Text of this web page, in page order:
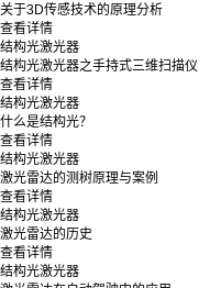
关于3D传感技术的原理分析
查看详情
结构光激光器
结构光激光器之手持式三维扫描仪
查看详情
结构光激光器
什么是结构光？
查看详情
结构光激光器
激光雷达的测树原理与案例
查看详情
结构光激光器
激光雷达的历史
查看详情
结构光激光器